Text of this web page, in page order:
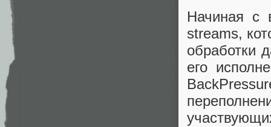
Начиная с
streams,
обработки
его